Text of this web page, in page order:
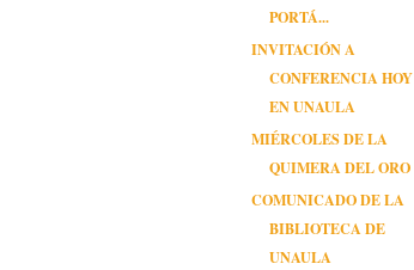
PORTÁ...
INVITACIÓN A
CONFERENCIA HOY
EN UNAULA
MIÉRCOLES DE LA
QUIMERA DEL ORO
COMUNICADO DE LA
BIBLIOTECA DE
UNAULA